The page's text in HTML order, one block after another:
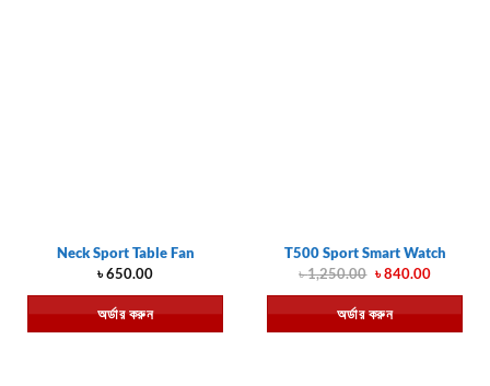
Neck Sport Table Fan
৳650.00
অর্ডার করুন
T500 Sport Smart Watch
৳1,250.00 Original
was:
৳ 1,250.00.
৳840.00Current
is:
৳ 840.00.
অর্ডার করুন